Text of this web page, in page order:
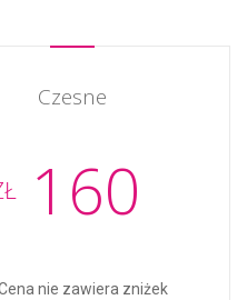
Czesne
160
nie zawiera zniżek